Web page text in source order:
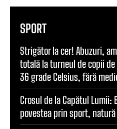
SPORT
Strigător la cer! Abuzuri,
totală la turneul de copii
36 grade Celsius, fără
Crosul de la Capătul
povestea prin sport,